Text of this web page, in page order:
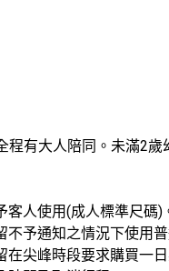
有大人陪同。未滿2
人使用(成人標準尺碼)
予通知之情況下使用
尖峰時段要求購買一